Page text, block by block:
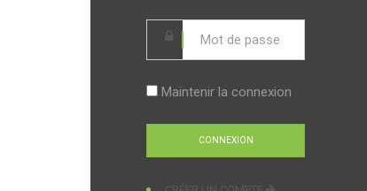
Maintenir la connexion